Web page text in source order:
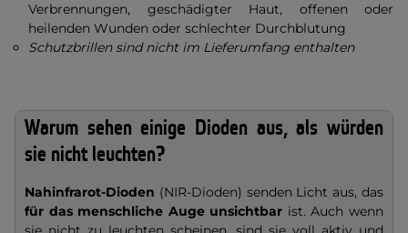
Verbrennungen, geschädigter Haut, offenen oder
heilenden Wunden oder schlechter Durchblutung
Schutzbrillen sind nicht im Lieferumfang enthalten
Warum sehen einige Dioden aus, als würden
sie nicht leuchten?
Nahinfrarot-Dioden (NIR-Dioden) senden Licht aus, das
für das menschliche Auge unsichtbar ist. Auch wenn